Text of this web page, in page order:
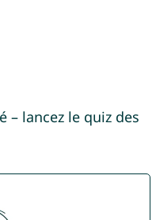
– lancez le quiz des